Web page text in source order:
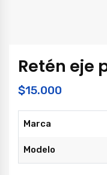
Retén eje
$15.000
Marca
Modelo